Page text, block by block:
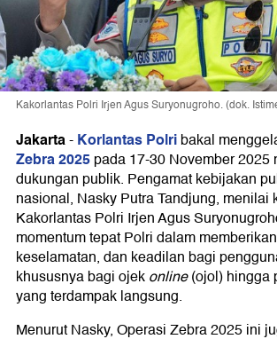
Kakorlantas Polri Irjen Agus Suryonugroho. (dok.
Jakarta-Korlantas Polribakal
Zebra 2025pada 17-30 November 2025
dukungan publik. Pengamat kebijakan
nasional, Nasky Putra Tandjung, menilai
Kakorlantas Polri Irjen Agus
momentum tepat Polri dalam
keselamatan, dan keadilan bagi
khususnya bagi ojekonline(ojol) hingga
yang terdampak langsung.
Menurut Nasky, Operasi Zebra 2025 ini